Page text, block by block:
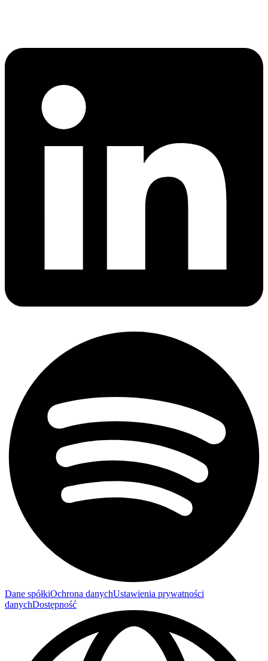
Dane spółkiOchrona danychUstawienia prywatności
danychDostępność